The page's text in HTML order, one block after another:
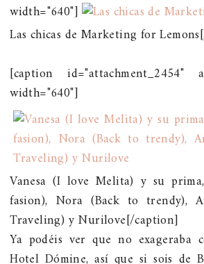
width="640"]
Las chicas de Marketing for
[caption id="attachment_2454"
width="640"]
Vanesa (I love Melita) y su
fasion), Nora (Back to trendy),
Traveling) y Nurilove[/caption]
Ya podéis ver que no exageraba
Hotel Dómine, así que si sois de